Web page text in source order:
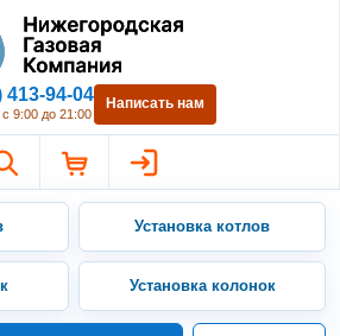
Нижегородская Газовая
413-94-04
9:00 до 21:00
Написать нам
Установка котлов
Установка колонок